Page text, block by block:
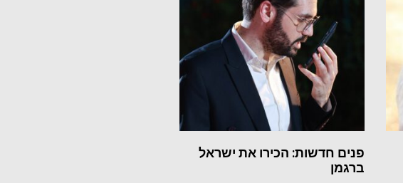
פנים חדשות: הכירו את ישראל
ברגמן